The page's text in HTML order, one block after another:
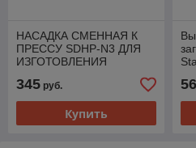
НАСАДКА СМЕННАЯ К
ПРЕССУ SDHP-N3 ДЛЯ
ИЗГОТОВЛЕНИЯ
345 руб.
Купить